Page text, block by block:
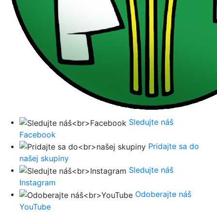
Sledujte náš
Facebook
Pridajte sa do
našej skupiny
Sledujte náš
Instagram
Odoberajte náš
YouTube